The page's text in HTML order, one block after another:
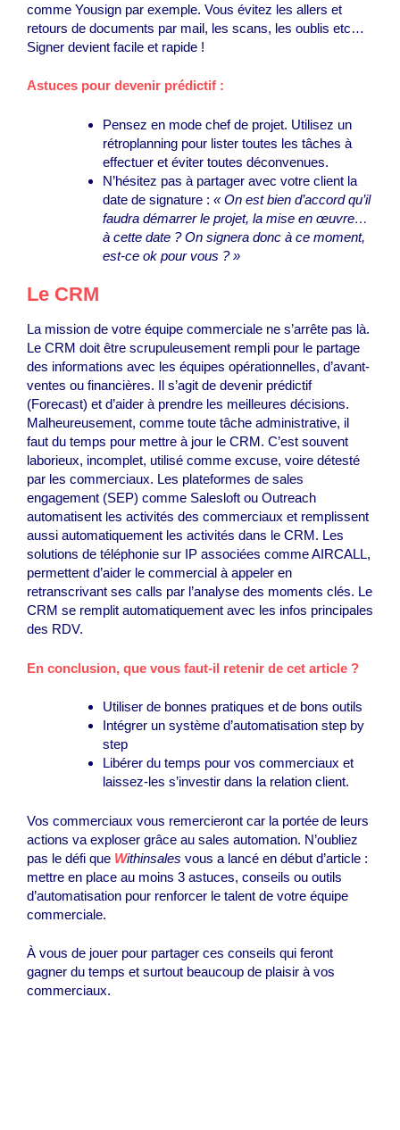
comme Yousign par exemple. Vous évitez les allers et
retours de documents par mail, les scans, les oublis etc…
Signer devient facile et rapide !
Astuces pour devenir prédictif :
Pensez en mode chef de projet. Utilisez un
rétroplanning pour lister toutes les tâches à
effectuer et éviter toutes déconvenues.
N’hésitez pas à partager avec votre client la
date de signature : « On est bien d’accord qu’il
faudra démarrer le projet, la mise en œuvre…
à cette date ? On signera donc à ce moment,
est-ce ok pour vous ? »
Le CRM
La mission de votre équipe commerciale ne s’arrête pas là.
Le CRM doit être scrupuleusement rempli pour le partage
des informations avec les équipes opérationnelles, d’avant-
ventes ou financières. Il s’agit de devenir prédictif
(Forecast) et d’aider à prendre les meilleures décisions.
Malheureusement, comme toute tâche administrative, il
faut du temps pour mettre à jour le CRM. C’est souvent
laborieux, incomplet, utilisé comme excuse, voire détesté
par les commerciaux. Les plateformes de sales
engagement (SEP) comme Salesloft ou Outreach
automatisent les activités des commerciaux et remplissent
aussi automatiquement les activités dans le CRM. Les
solutions de téléphonie sur IP associées comme AIRCALL,
permettent d’aider le commercial à appeler en
retranscrivant ses calls par l’analyse des moments clés. Le
CRM se remplit automatiquement avec les infos principales
des RDV.
En conclusion, que vous faut-il retenir de cet article ?
Utiliser de bonnes pratiques et de bons outils
Intégrer un système d’automatisation step by
step
Libérer du temps pour vos commerciaux et
laissez-les s’investir dans la relation client.
Vos commerciaux vous remercieront car la portée de leurs
actions va exploser grâce au sales automation. N’oubliez
pas le défi que Withinsales vous a lancé en début d’article :
mettre en place au moins 3 astuces, conseils ou outils
d’automatisation pour renforcer le talent de votre équipe
commerciale.
À vous de jouer pour partager ces conseils qui feront
gagner du temps et surtout beaucoup de plaisir à vos
commerciaux.